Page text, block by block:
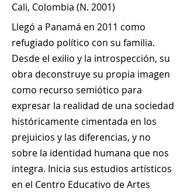
Cali, Colombia (N. 2001)
Llegó a Panamá en 2011 como
refugiado político con su familia.
Desde el exilio y la introspección, su
obra deconstruye su propia imagen
como recurso semiótico para
expresar la realidad de una sociedad
históricamente cimentada en los
prejuicios y las diferencias, y no
sobre la identidad humana que nos
integra. Inicia sus estudios artísticos
en el Centro Educativo de Artes